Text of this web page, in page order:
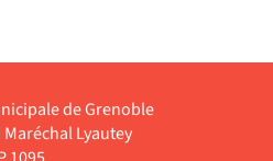
de Grenoble
Lyautey